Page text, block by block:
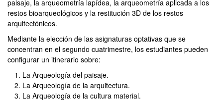
paisaje, la arqueometría lapídea, la arqueometría aplicada a los
restos bioarqueológicos y la restitución 3D de los restos
arquitectónicos.
Mediante la elección de las asignaturas optativas que se
concentran en el segundo cuatrimestre, los estudiantes pueden
configurar un itinerario sobre:
La Arqueología del paisaje.
La Arqueología de la arquitectura.
La Arqueología de la cultura material.